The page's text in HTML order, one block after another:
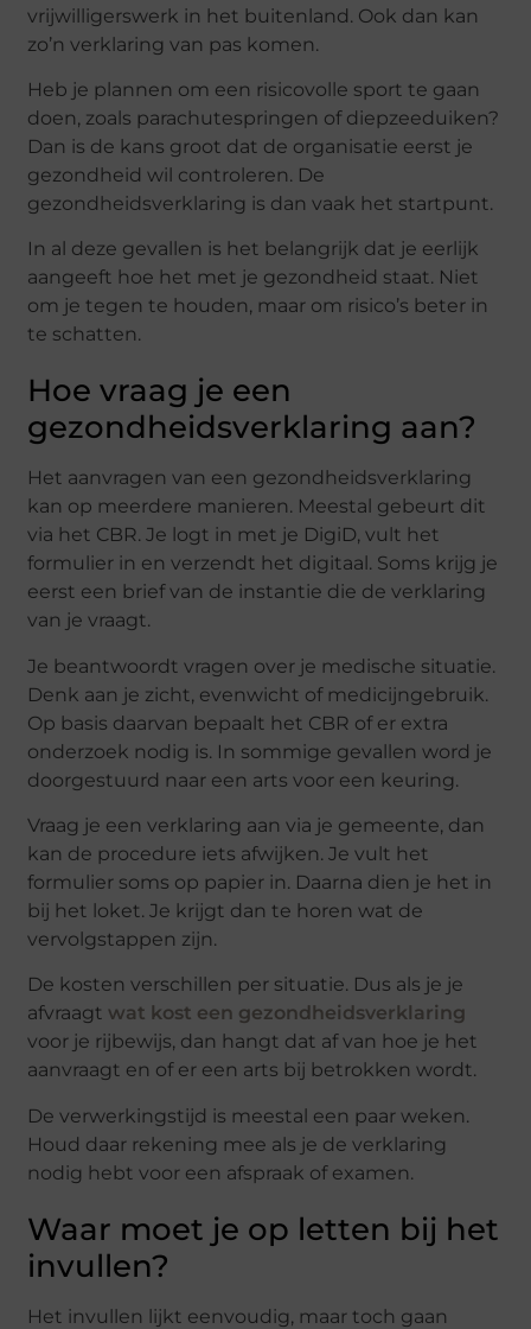
vrijwilligerswerk in het buitenland. Ook dan kan
zo’n verklaring van pas komen.
Heb je plannen om een risicovolle sport te gaan
doen, zoals parachutespringen of diepzeeduiken?
Dan is de kans groot dat de organisatie eerst je
gezondheid wil controleren. De
gezondheidsverklaring is dan vaak het startpunt.
In al deze gevallen is het belangrijk dat je eerlijk
aangeeft hoe het met je gezondheid staat. Niet
om je tegen te houden, maar om risico’s beter in
te schatten.
Hoe vraag je een
gezondheidsverklaring aan?
Het aanvragen van een gezondheidsverklaring
kan op meerdere manieren. Meestal gebeurt dit
via het CBR. Je logt in met je DigiD, vult het
formulier in en verzendt het digitaal. Soms krijg je
eerst een brief van de instantie die de verklaring
van je vraagt.
Je beantwoordt vragen over je medische situatie.
Denk aan je zicht, evenwicht of medicijngebruik.
Op basis daarvan bepaalt het CBR of er extra
onderzoek nodig is. In sommige gevallen word je
doorgestuurd naar een arts voor een keuring.
Vraag je een verklaring aan via je gemeente, dan
kan de procedure iets afwijken. Je vult het
formulier soms op papier in. Daarna dien je het in
bij het loket. Je krijgt dan te horen wat de
vervolgstappen zijn.
De kosten verschillen per situatie. Dus als je je
afvraagt wat kost een gezondheidsverklaring
voor je rijbewijs, dan hangt dat af van hoe je het
aanvraagt en of er een arts bij betrokken wordt.
De verwerkingstijd is meestal een paar weken.
Houd daar rekening mee als je de verklaring
nodig hebt voor een afspraak of examen.
Waar moet je op letten bij het
invullen?
Het invullen lijkt eenvoudig, maar toch gaan